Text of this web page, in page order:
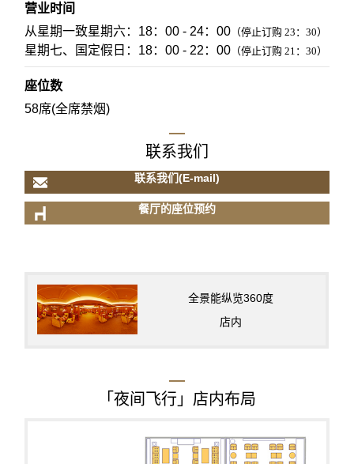
营业时间
从星期一致星期六：18：00 - 24：00 （停止订购 23：30）
星期七、国定假日：18：00 - 22：00 （停止订购 21：30）
座位数
58席(全席禁烟)
联系我们
联系我们(E-mail)
餐厅的座位预约
全景能纵览360度
店内
「夜间飞行」店内布局